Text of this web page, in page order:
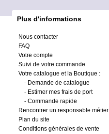
Plus d'informations
Nous contacter
FAQ
Votre compte
Suivi de votre commande
Votre catalogue et la Boutique :
- Demande de catalogue
- Estimer mes frais de port
- Commande rapide
Rencontrer un responsable métier
Plan du site
Conditions générales de vente